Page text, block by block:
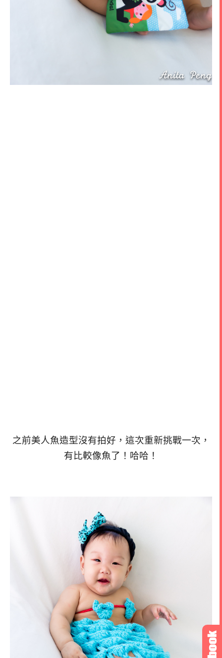
之前美人魚造型沒有拍好，這次重新挑戰一次，
有比較像魚了！哈哈！